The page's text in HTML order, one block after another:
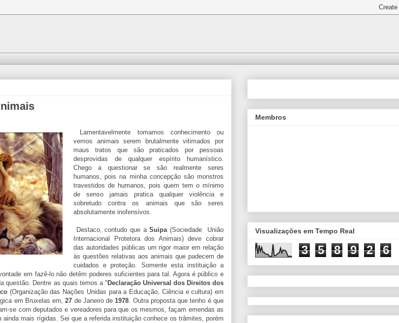
Lamentavelmente tomamos conhecimento ou
vemos animais serem brutalmente vitimados por
maus tratos que são praticados por pessoas
desprovidas de qualquer espírito humanístico.
Chego a questionar se são realmente seres
humanos, pois na minha concepção são monstros
travestidos de humanos, pois quem tem o mínimo
de senso jamais pratica qualquer violência e
sobretudo contra os animais que são seres
absolutamente inofensivos.
Destaco, contudo que aSuipa (Sociedade União
Internacional Protetora dos Animais) deve cobrar
das autoridades públicas um rigor maior em relação
às questões relativas aos animais que padecem de
cuidados e proteção. Somente esta instituição a
em fazê-lo não detêm poderes suficientes para tal. Agora é público e
questão. Dentre as quais temos a " Declaração Universal dos Direitos dos
(Organização das Nações Unidas para a Educação, Ciência e cultura) em
em Bruxelas em,27 de Janeiro de1978. Outra proposta que tenho é que
se com deputados e vereadores para que os mesmos, façam emendas as
ainda mais rígidas. Sei que a referida instituição conhece os trâmites, porém
Membros
Visualizações em Tempo Real
3 5 8 9 2 6